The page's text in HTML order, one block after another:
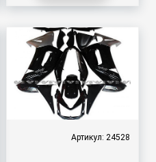
Артикул: 24528